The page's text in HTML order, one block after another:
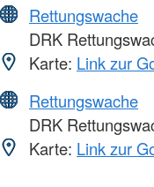
Rettungswache
DRK
Karte: Link zur
Rettungswache
DRK
Karte: Link zur